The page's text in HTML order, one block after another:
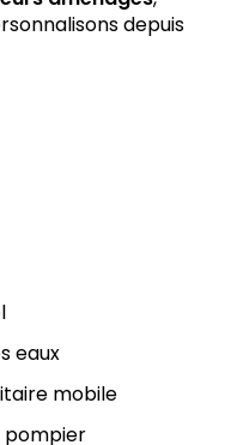
depuis
eaux
mobile